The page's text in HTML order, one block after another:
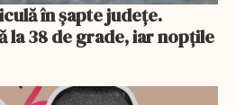
în șapte județe.
la 38 de grade, iar nopțile